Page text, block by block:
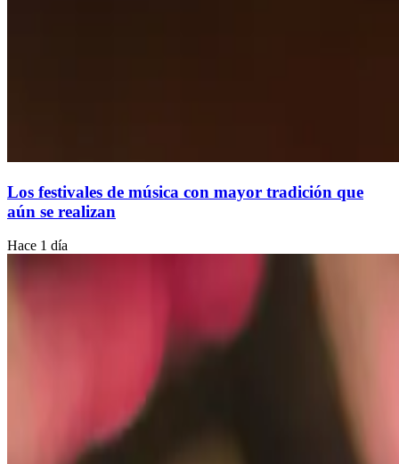
Los festivales de música con mayor tradición que
aún se realizan
Hace 1 día